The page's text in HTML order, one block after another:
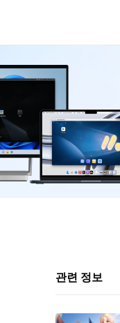
관련 정보